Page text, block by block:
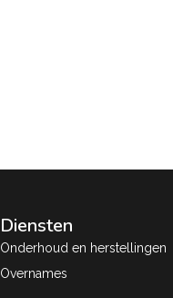
Diensten
Onderhoud en herstellingen
Overnames